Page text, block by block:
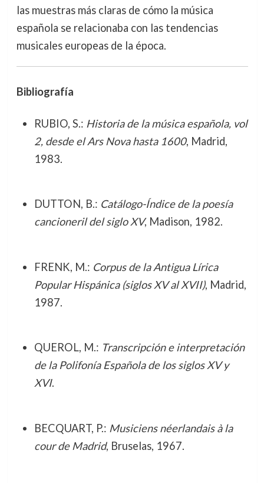
las muestras más claras de cómo la música
española se relacionaba con las tendencias
musicales europeas de la época.
Bibliografía
RUBIO, S.: Historia de la música española, vol
2, desde el Ars Nova hasta 1600, Madrid,
1983.
DUTTON, B.: Catálogo-Índice de la poesía
cancioneril del siglo XV, Madison, 1982.
FRENK, M.: Corpus de la Antigua Lírica
Popular Hispánica (siglos XV al XVII), Madrid,
1987.
QUEROL, M.: Transcripción e interpretación
de la Polifonía Española de los siglos XV y
XVI.
BECQUART, P.: Musiciens néerlandais à la
cour de Madrid, Bruselas, 1967.